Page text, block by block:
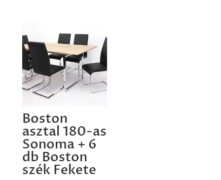
Boston
asztal 180-as
Sonoma + 6
db Boston
szék Fekete